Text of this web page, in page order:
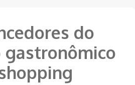
do
gastronômico